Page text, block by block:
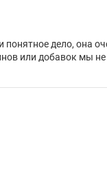
дело, она
или добавок мы не